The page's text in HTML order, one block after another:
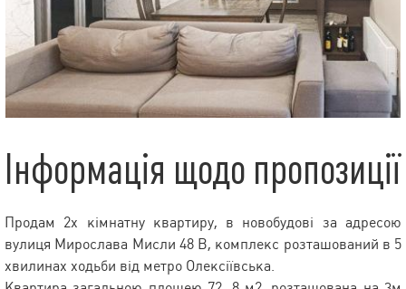
Інформація щодо пропозиції
Продам 2х кімнатну квартиру, в новобудові за адресою
вулиця Мирослава Мисли 48 В, комплекс розташований в 5
хвилинах ходьби від метро Олексіївська.